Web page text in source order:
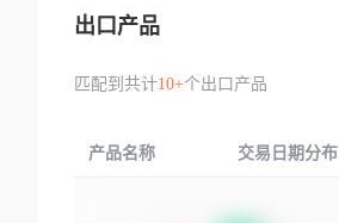
出口产品
匹配到共计10+个出口产品
产品名称 交易日期分布